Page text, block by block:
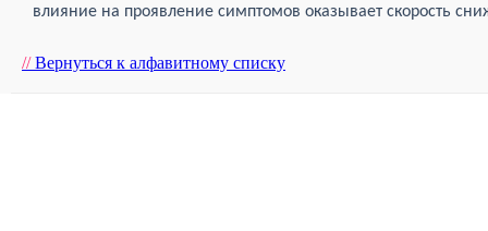
влияние на проявление симптомов оказывает скорость
//Вернуться к алфавитному списку